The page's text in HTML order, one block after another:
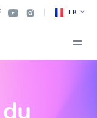
FR